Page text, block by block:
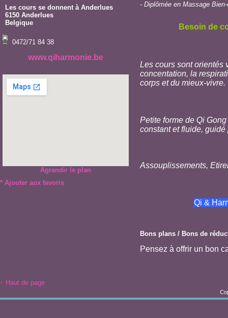
Les cours se donnent à Anderlues
6150 Anderlues
Belgique
0472/71 84 38
www.qiharmonie.be
Agrandir le plan
* Ajouter aux favoris
- Diplômée en Massage
Besoin de
Les cours sont orientés
concentation, la
corps et du mieux-vivre.
Petite forme de Qi
constant et fluide,
Assouplissements,
Qi &
Bons plans / Bons de
Pensez à offrir un bon
↑ Haut de page